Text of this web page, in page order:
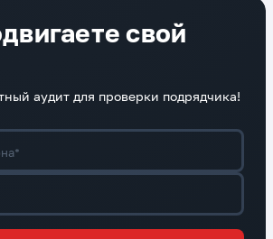
свой
аудит для проверки подрядчика!